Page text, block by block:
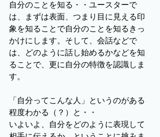
自分のことを知る・・ユースターで
は、まずは表面、つまり目に見える印
象を知ることで自分のことを知るきっ
かけにします。そして、会話などで
は、どのように話し始めるかなどを知
ることで、更に自分の特徴を認識しま
す。
「自分ってこんな人」というのがある
程度わかる（？）と・・
いよいよ、自分をどのように表現して